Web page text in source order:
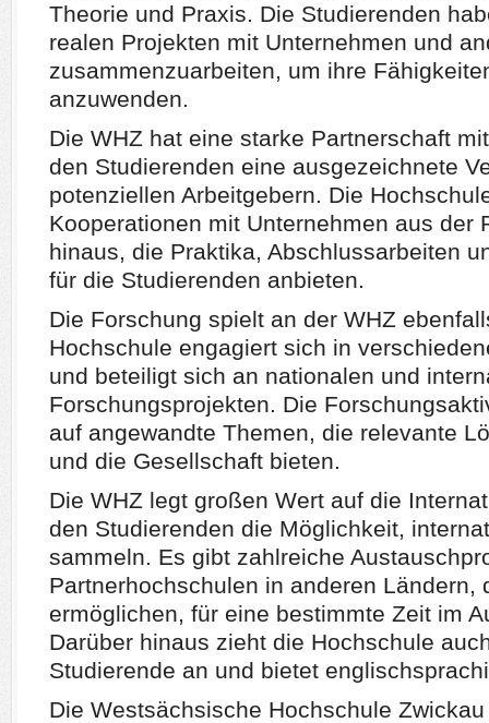
Theorie und Praxis. Die Studierenden
realen Projekten mit Unternehmen und
zusammenzuarbeiten, um ihre
anzuwenden.
Die WHZ hat eine starke Partnerschaft
den Studierenden eine ausgezeichnete
potenziellen Arbeitgebern. Die
Kooperationen mit Unternehmen aus der
hinaus, die Praktika, Abschlussarbeiten
für die Studierenden anbieten.
Die Forschung spielt an der WHZ
Hochschule engagiert sich in
und beteiligt sich an nationalen und
Forschungsprojekten. Die
auf angewandte Themen, die relevante
und die Gesellschaft bieten.
Die WHZ legt großen Wert auf die
den Studierenden die Möglichkeit,
sammeln. Es gibt zahlreiche
Partnerhochschulen in anderen Ländern,
ermöglichen, für eine bestimmte Zeit im
Darüber hinaus zieht die Hochschule
Studierende an und bietet
Die Westsächsische Hochschule